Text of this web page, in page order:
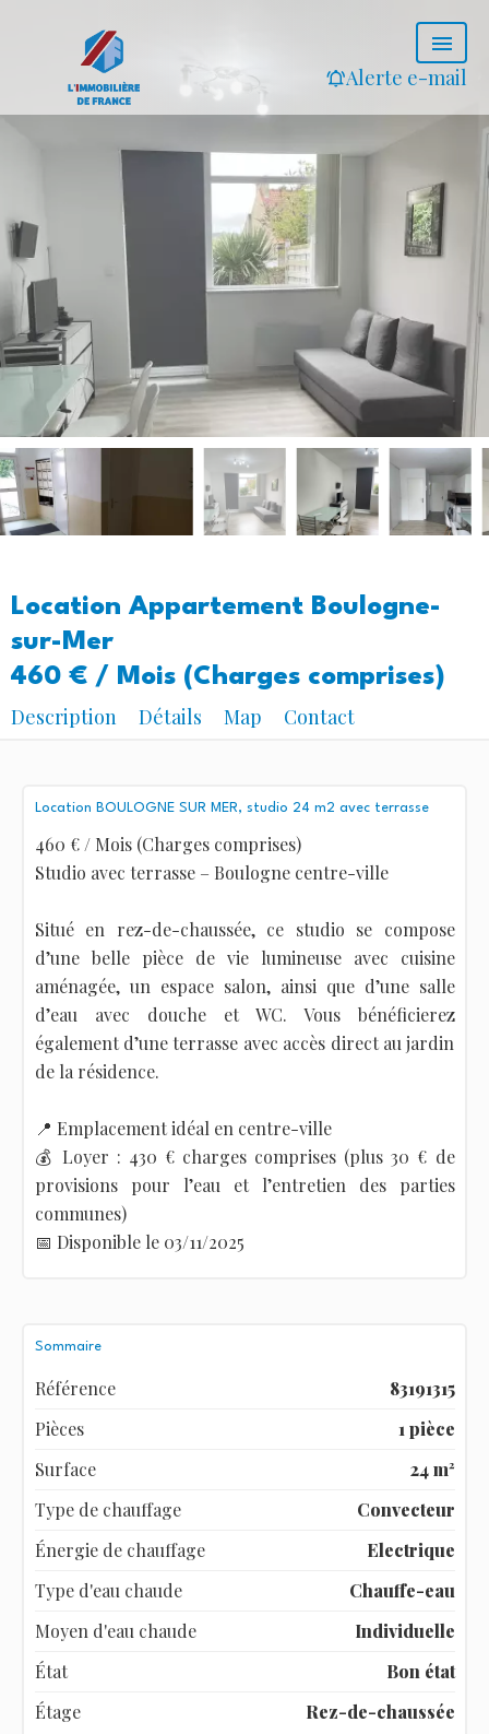
Alerte e-mail
Location Appartement Boulogne-
sur-Mer
460 € / Mois (Charges comprises)
Description
Détails Map Contact
Location BOULOGNE SUR MER, studio 24 m2 avec terrasse
460 € / Mois (Charges comprises)
Studio avec terrasse – Boulogne centre-ville
Situé en rez-de-chaussée, ce studio se compose
d’une belle pièce de vie lumineuse avec cuisine
aménagée, un espace salon, ainsi que d’une salle
d’eau avec douche et WC. Vous bénéficierez
également d’une terrasse avec accès direct au jardin
de la résidence.
📍 Emplacement idéal en centre-ville
💰 Loyer : 430 € charges comprises (plus 30 € de
provisions pour l’eau et l’entretien des parties
communes)
📅 Disponible le 03/11/2025
Sommaire
Référence
83191315
Pièces
1 pièce
Surface
24 m²
Type de chauffage
Convecteur
Énergie de chauffage
Electrique
Type d'eau chaude
Chauffe-eau
Moyen d'eau chaude
Individuelle
État
Bon état
Étage
Rez-de-chaussée